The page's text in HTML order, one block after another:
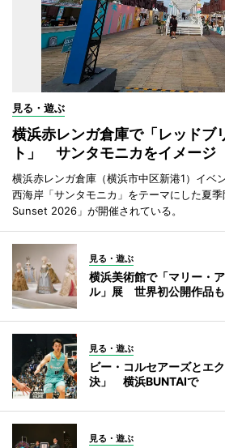
見る・遊ぶ
横浜赤レンガ倉庫で「レッドブ
ト」 サンタモニカをイメージ
横浜赤レンガ倉庫（横浜市中区新港1）イベ
西海岸「サンタモニカ」をテーマにした夏
Sunset 2026」が開催されている。
見る・遊ぶ
横浜美術館で「マリー・
ル」展 世界初公開作品も
見る・遊ぶ
ビー・コルセアーズとエ
決」 横浜BUNTAIで
見る・遊ぶ